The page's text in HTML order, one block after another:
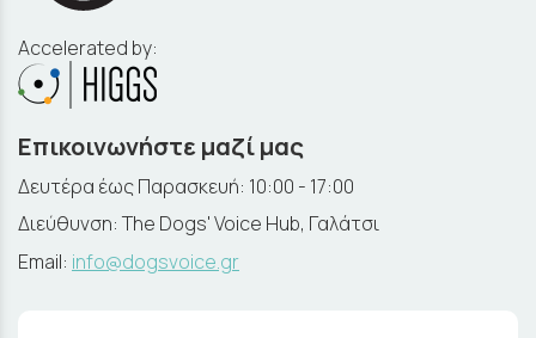
Accelerated by:
Επικοινωνήστε μαζί μας
Δευτέρα έως Παρασκευή: 10:00 - 17:00
Διεύθυνση: The Dogs' Voice Hub, Γαλάτσι
Email: info@dogsvoice.gr